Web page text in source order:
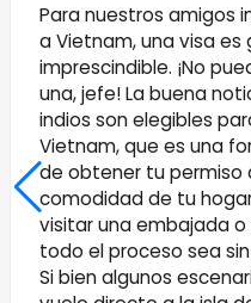
Para nuestros amigos
a Vietnam, una visa
imprescindible. ¡No
una, jefe! La buena
indios son elegibles
Vietnam, que es una
de obtener tu permiso
comodidad de tu
visitar una embajada
todo el proceso sea
Si bien algunos